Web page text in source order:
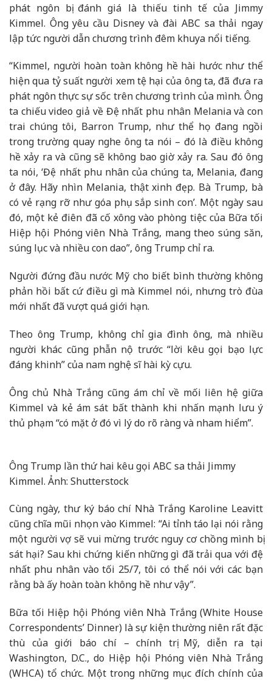
phát ngôn bị đánh giá là thiếu tinh tế của Jimmy
Kimmel. Ông yêu cầu Disney và đài ABC sa thải ngay
lập tức người dẫn chương trình đêm khuya nổi tiếng.
“Kimmel, người hoàn toàn không hề hài hước như thể
hiện qua tỷ suất người xem tệ hại của ông ta, đã đưa ra
phát ngôn thực sự sốc trên chương trình của mình. Ông
ta chiếu video giả về Đệ nhất phu nhân Melania và con
trai chúng tôi, Barron Trump, như thể họ đang ngồi
trong trường quay nghe ông ta nói – đó là điều không
hề xảy ra và cũng sẽ không bao giờ xảy ra. Sau đó ông
ta nói, ‘Đệ nhất phu nhân của chúng ta, Melania, đang
ở đây. Hãy nhìn Melania, thật xinh đẹp. Bà Trump, bà
có vẻ rạng rỡ như góa phụ sắp sinh con’. Một ngày sau
đó, một kẻ điên đã cố xông vào phòng tiệc của Bữa tối
Hiệp hội Phóng viên Nhà Trắng, mang theo súng săn,
súng lục và nhiều con dao”, ông Trump chỉ ra.
Người đứng đầu nước Mỹ cho biết bình thường không
phản hồi bất cứ điều gì mà Kimmel nói, nhưng trò đùa
mới nhất đã vượt quá giới hạn.
Theo ông Trump, không chỉ gia đình ông, mà nhiều
người khác cũng phẫn nộ trước “lời kêu gọi bạo lực
đáng khinh” của nam nghệ sĩ hài kỳ cựu.
Ông chủ Nhà Trắng cũng ám chỉ về mối liên hệ giữa
Kimmel và kẻ ám sát bất thành khi nhấn mạnh lưu ý
thủ phạm “có mặt ở đó vì lý do rõ ràng và nham hiểm”.
Ông Trump lần thứ hai kêu gọi ABC sa thải Jimmy
Kimmel. Ảnh: Shutterstock
Cùng ngày, thư ký báo chí Nhà Trắng Karoline Leavitt
cũng chĩa mũi nhọn vào Kimmel: “Ai tỉnh táo lại nói rằng
một người vợ sẽ vui mừng trước nguy cơ chồng mình bị
sát hại? Sau khi chứng kiến ​​những gì đã trải qua với đệ
nhất phu nhân vào tối 25/7, tôi có thể nói với các bạn
rằng bà ấy hoàn toàn không hề như vậy”.
Bữa tối Hiệp hội Phóng viên Nhà Trắng (White House
Correspondents’ Dinner) là sự kiện thường niên rất đặc
thù của giới báo chí – chính trị Mỹ, diễn ra tại
Washington, D.C., do Hiệp hội Phóng viên Nhà Trắng
(WHCA) tổ chức. Một trong những mục đích chính của